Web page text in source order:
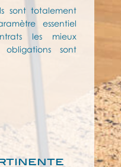
sont totalement
essentiel
les mieux
obligations sont